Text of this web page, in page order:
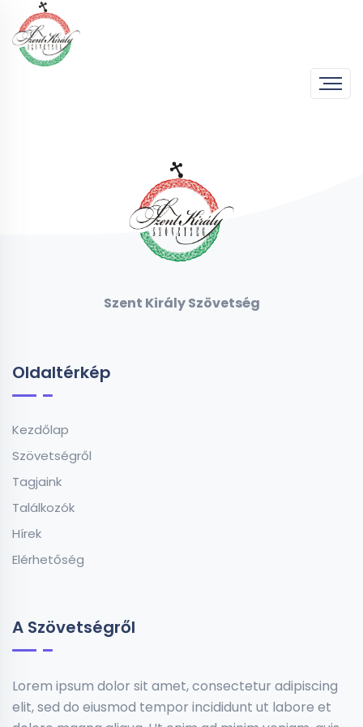
Adatkezelési tájékoztató
Ide kell majd a szöveg
Szent Király Szövetség
Oldaltérkép
Kezdőlap
Szövetségről
Tagjaink
Találkozók
Hírek
Elérhetőség
A Szövetségről
Lorem ipsum dolor sit amet, consectetur adipiscing
elit, sed do eiusmod tempor incididunt ut labore et